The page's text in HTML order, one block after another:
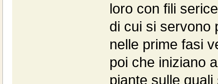
loro con fili
di cui si servono
nelle prime fasi
poi che iniziano
piante sulle